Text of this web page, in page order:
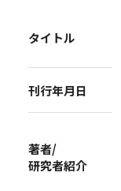
タイトル
刊行年月日
著者/
研究者紹介